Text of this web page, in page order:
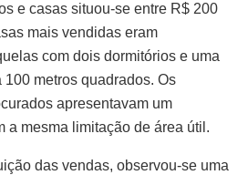
e casas situou-se entre R$ 200
mais vendidas eram
com dois dormitórios e uma
metros quadrados. Os
apresentavam um
a mesma limitação de área útil.
das vendas, observou-se uma